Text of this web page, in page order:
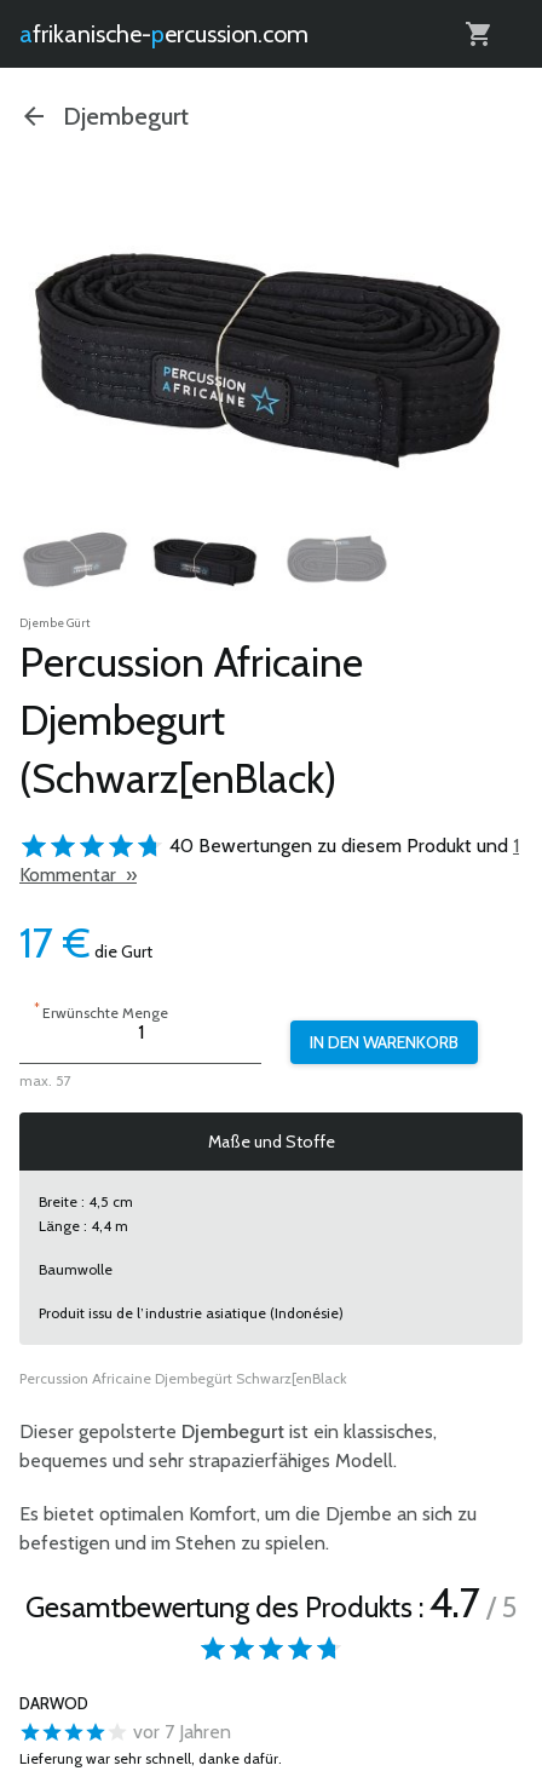
afrikanische- percussion.com
Djembegurt
Djembe Gürt
Percussion Africaine
Djembegurt
(Schwarz[enBlack)
40 Bewertungen zu diesem Produkt und 1
Kommentar »
17€ die Gurt
*Erwünschte Menge
max. 57
Maße und Stoffe
Breite : 4,5 cm
Länge : 4,4 m
Baumwolle
Produit issu de l’industrie asiatique (Indonésie)
Percussion Africaine Djembegürt Schwarz[enBlack
Dieser gepolsterte Djembegurt ist ein klassisches,
bequemes und sehr strapazierfähiges Modell.
Es bietet optimalen Komfort, um die Djembe an sich zu
befestigen und im Stehen zu spielen.
Gesamtbewertung des Produkts :4.7 / 5
DARWOD
vor 7 Jahren
Lieferung war sehr schnell, danke dafür.